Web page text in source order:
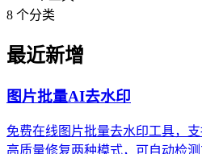
8 个分类
最近新增
图片批量AI去水印
免费在线图片批量去水印工具，
高质量修复两种模式，可自动检